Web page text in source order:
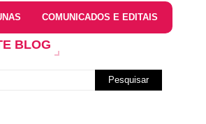
COMUNICADOS E EDITAIS
BLOG